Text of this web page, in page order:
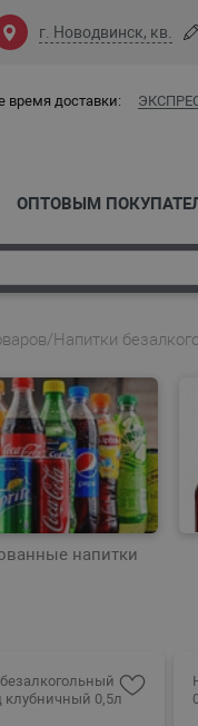
г. Новодвинск, кв.
время доставки:
ОПТОВЫМ
/Напитки
напитки
0,5л